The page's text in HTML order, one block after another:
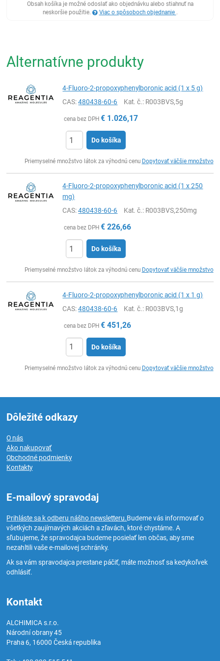
Obsah košíka je možné odoslať ako objednávku alebo stiahnuť na
neskoršie použitie.
Viac o spôsoboch objednanie .
Alternatívne produkty
4-Fluoro-2-propoxyphenylboronic acid (1 x 5 g)
CAS:480438-60-6 Kat. č.: R003BVS,5g
cena bez DPH € 1.026,17
Do košíka
Priemyselné množstvo látok za výhodnú cenu Dopytovať väčšie množstvo
4-Fluoro-2-propoxyphenylboronic acid (1 x 250
mg)
CAS:480438-60-6 Kat. č.: R003BVS,250mg
cena bez DPH € 226,66
Do košíka
Priemyselné množstvo látok za výhodnú cenu Dopytovať väčšie množstvo
4-Fluoro-2-propoxyphenylboronic acid (1 x 1 g)
CAS:480438-60-6 Kat. č.: R003BVS,1g
cena bez DPH € 451,26
Do košíka
Priemyselné množstvo látok za výhodnú cenu Dopytovať väčšie množstvo
Dôležité odkazy
O nás
Ako nakupovať
Obchodné podmienky
Kontakty
E-mailový spravodaj
Prihláste sa k odberu nášho newsletteru.Budeme vás informovať o
všetkých zaujímavých akciách a zľavách, ktoré chystáme. A
sľubujeme, že spravodajca budeme posielať len občas, aby sme
nezahltili vaše e-mailovej schránky.
Ak sa vám spravodajca prestane páčiť, máte možnosť sa kedykoľvek
odhlásiť.
Kontakt
ALCHIMICA s.r.o.
Národní obrany 45
Praha 6, 16000Česká republika